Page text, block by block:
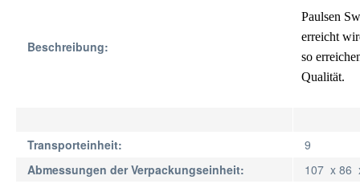
Beschreibung:
Paulsen
erreicht
so
Qualität.
Transporteinheit:
9
Abmessungen der Verpackungseinheit:
107 x 86